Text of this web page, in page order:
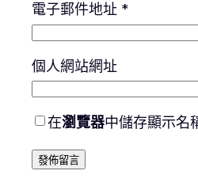
電子郵件地址 *
個人網站網址
在瀏覽器中儲存顯示名